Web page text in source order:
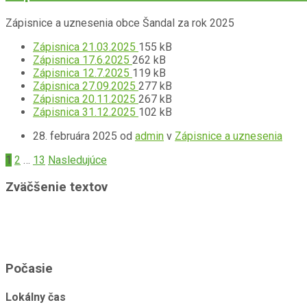
Zápisnice a uznesenia obce Šandal za rok 2025
PrílohyZápisnica 21.03.2025 Prípona
súboru:
pdf
Veľkosť
súboru:
155 kB
Zápisnica 17.6.2025 Prípona
súboru:
pdf
Veľkosť
súboru:
262 kB
Zápisnica 12.7.2025 Prípona
súboru:
pdf
Veľkosť
súboru:
119 kB
Zápisnica 27.09.2025 Prípona
súboru:
pdf
Veľkosť
súboru:
277 kB
Zápisnica 20.11.2025 Prípona
súboru:
Veľkosť
súboru:
267 kB
Zápisnica 31.12.2025 Prípona
pdf
Veľkosť
102 kB
28. februára 2025 od admin v Zápisnice a uznesenia
Stránkovanie
príspevkov
1 2 … 13 Nasledujúce
Zväčšenie textov
Počasie
Lokálny čas